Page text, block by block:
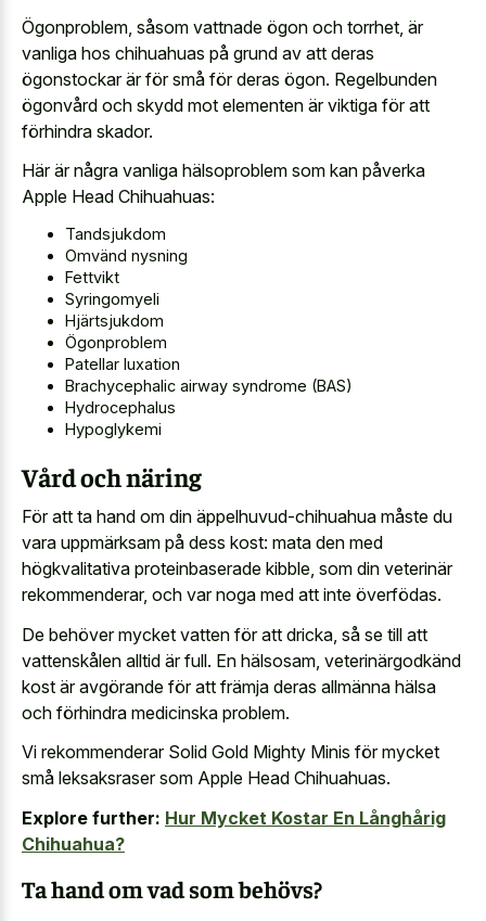
Ögonproblem, såsom vattnade ögon och torrhet, är
vanliga hos chihuahuas på grund av att deras
ögonstockar är för små för deras ögon. Regelbunden
ögonvård och skydd mot elementen är viktiga för att
förhindra skador.
Här är några vanliga hälsoproblem som kan påverka
Apple Head Chihuahuas:
Tandsjukdom
Omvänd nysning
Fettvikt
Syringomyeli
Hjärtsjukdom
Ögonproblem
Patellar luxation
Brachycephalic airway syndrome (BAS)
Hydrocephalus
Hypoglykemi
Vård och näring
För att ta hand om din äppelhuvud-chihuahua måste du
vara uppmärksam på dess kost: mata den med
högkvalitativa proteinbaserade kibble, som din veterinär
rekommenderar, och var noga med att inte överfödas.
De behöver mycket vatten för att dricka, så se till att
vattenskålen alltid är full. En hälsosam, veterinärgodkänd
kost är avgörande för att främja deras allmänna hälsa
och förhindra medicinska problem.
Vi rekommenderar Solid Gold Mighty Minis för mycket
små leksaksraser som Apple Head Chihuahuas.
Explore further: Hur Mycket Kostar En Långhårig
Chihuahua?
Ta hand om vad som behövs?